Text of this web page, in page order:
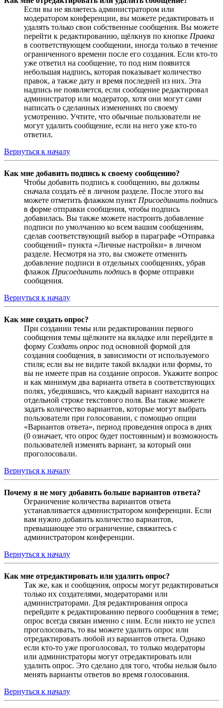
Если вы не являетесь администратором или
модератором конференции, вы можете редактировать и
удалять только свои собственные сообщения. Вы можете
перейти к редактированию, щёлкнув по кнопке Правка
в соответствующем сообщении, иногда только в течение
ограниченного времени после его создания. Если кто-то
уже ответил на сообщение, то под ним появится
небольшая надпись, которая показывает количество
правок, а также дату и время последней из них. Эта
надпись не появляется, если сообщение редактировал
администратор или модератор, хотя они могут сами
написать о сделанных изменениях по своему
усмотрению. Учтите, что обычные пользователи не
могут удалить сообщение, если на него уже кто-то
ответил.
Вернуться к началу
Как мне добавить подпись к своему сообщению?
Чтобы добавить подпись к сообщению, вы должны
сначала создать её в личном разделе. После этого вы
можете отметить флажком пункт Присоединить подпись
в форме отправки сообщения, чтобы подпись
добавилась. Вы также можете настроить добавление
подписи по умолчанию ко всем вашим сообщениям,
сделав соответствующий выбор в параграфе «Отправка
сообщений» пункта «Личные настройки» в личном
разделе. Несмотря на это, вы сможете отменить
добавление подписи в отдельных сообщениях, убрав
флажок Присоединить подпись в форме отправки
сообщения.
Вернуться к началу
Как мне создать опрос?
При создании темы или редактировании первого
сообщения темы щёлкните на вкладке или перейдите в
форму Создать опрос под основной формой для
создания сообщения, в зависимости от используемого
стиля; если вы не видите такой вкладки или формы, то
вы не имеете прав на создание опросов. Укажите вопрос
и как минимум два варианта ответа в соответствующих
полях, убедившись, что каждый вариант находится на
отдельной строке текстового поля. Вы также можете
задать количество вариантов, которые могут выбрать
пользователи при голосовании, с помощью опции
«Вариантов ответа», период проведения опроса в днях
(0 означает, что опрос будет постоянным) и возможность
пользователей изменять вариант, за который они
проголосовали.
Вернуться к началу
Почему я не могу добавить больше вариантов ответа?
Ограничение количества вариантов ответа
устанавливается администратором конференции. Если
вам нужно добавить количество вариантов,
превышающее это ограничение, свяжитесь с
администратором конференции.
Вернуться к началу
Как мне отредактировать или удалить опрос?
Так же, как и сообщения, опросы могут редактироваться
только их создателями, модераторами или
администраторами. Для редактирования опроса
перейдите к редактированию первого сообщения в теме;
опрос всегда связан именно с ним. Если никто не успел
проголосовать, то вы можете удалить опрос или
отредактировать любой из вариантов ответа. Однако
если кто-то уже проголосовал, то только модераторы
или администраторы могут отредактировать или
удалить опрос. Это сделано для того, чтобы нельзя было
менять варианты ответов во время голосования.
Вернуться к началу